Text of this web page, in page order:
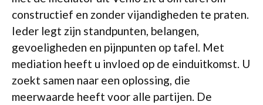
constructief en zonder vijandigheden te praten.
Ieder legt zijn standpunten, belangen,
gevoeligheden en pijnpunten op tafel. Met
mediation heeft u invloed op de einduitkomst. U
zoekt samen naar een oplossing, die
meerwaarde heeft voor alle partijen. De